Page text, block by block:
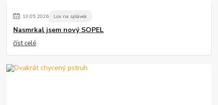
13.05.2026 Lov na splávek
Nasmrkal jsem nový SOPEL
číst celé